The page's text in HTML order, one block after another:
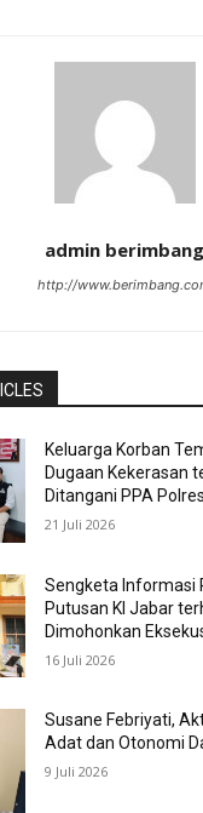
admin berimbang
http://
Keluarga Korban
Dugaan Kekerasan
Ditangani PPA
21 Juli 2026
Sengketa Informasi
Putusan KI Jabar
Dimohonkan
16 Juli 2026
Susane Febriyati,
Adat dan Otonomi
9 Juli 2026